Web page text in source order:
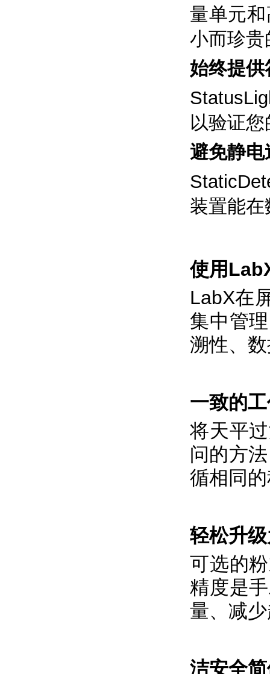
量单元
小而珍
始终提
以验证
避免静
装置能
使用
LabX在
集中管
溯性、
一致的
将天平
问的方
循相同
轻松升
可选的
精度是
量、减
洁安全